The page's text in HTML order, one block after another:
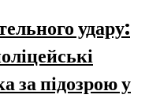
удару:
за підозрою у